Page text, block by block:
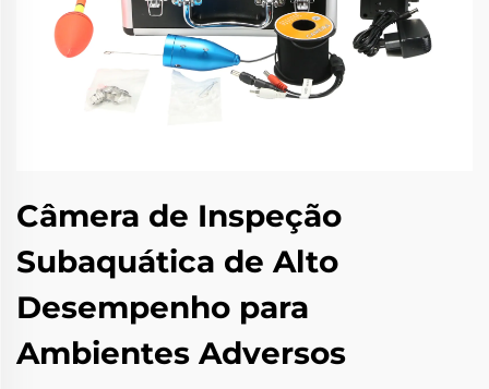
Câmera de Inspeção
Subaquática de Alto
Desempenho para
Ambientes Adversos